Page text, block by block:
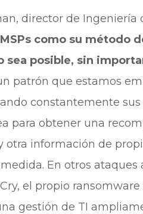
director de Ingeniería
como su método
sea posible, sin
patrón que estamos
constantemente sus
para obtener una
otra información de
En otros
el propio
gestión de TI